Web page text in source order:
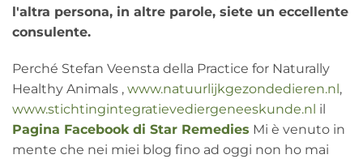
l'altra persona, in altre parole, siete un eccellente
consulente.
Perché Stefan Veensta della Practice for Naturally
Healthy Animals , www.natuurlijkgezondedieren.nl ,
www.stichtingintegratievediergeneeskunde.nl il
Pagina Facebook di Star Remedies Mi è venuto in
mente che nei miei blog fino ad oggi non ho mai